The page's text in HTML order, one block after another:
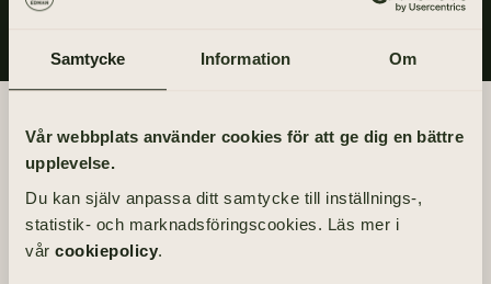
Samtycke Information Om
Vår webbplats använder cookies för att ge dig en bättre
upplevelse.
Du kan själv anpassa ditt samtycke till inställnings-,
statistik- och marknadsföringscookies. Läs mer i
vår cookiepolicy.
Begravningsdagen
BEGRAVNING
Torsdag 8 juli 2021
kl 12.00